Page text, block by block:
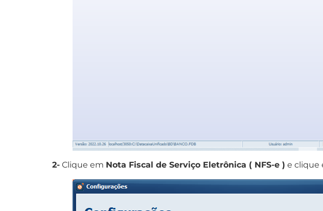
2- Clique em Nota Fiscal de Serviço Eletrônica ( NFS-e ) e clique